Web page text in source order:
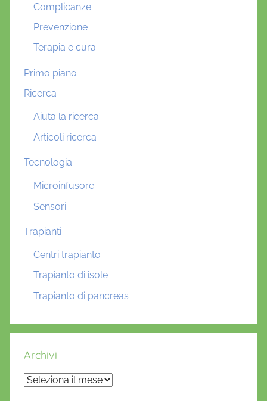
Complicanze
Prevenzione
Terapia e cura
Primo piano
Ricerca
Aiuta la ricerca
Articoli ricerca
Tecnologia
Microinfusore
Sensori
Trapianti
Centri trapianto
Trapianto di isole
Trapianto di pancreas
Archivi
Archivi